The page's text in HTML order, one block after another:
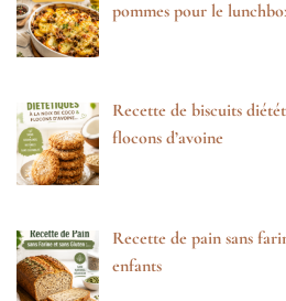
pommes pour le
Recette de biscuits
flocons d’avoine
Recette de pain sans
enfants